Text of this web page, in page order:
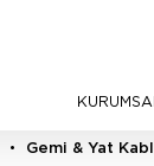
KURUMSAL
• Gemi & Yat